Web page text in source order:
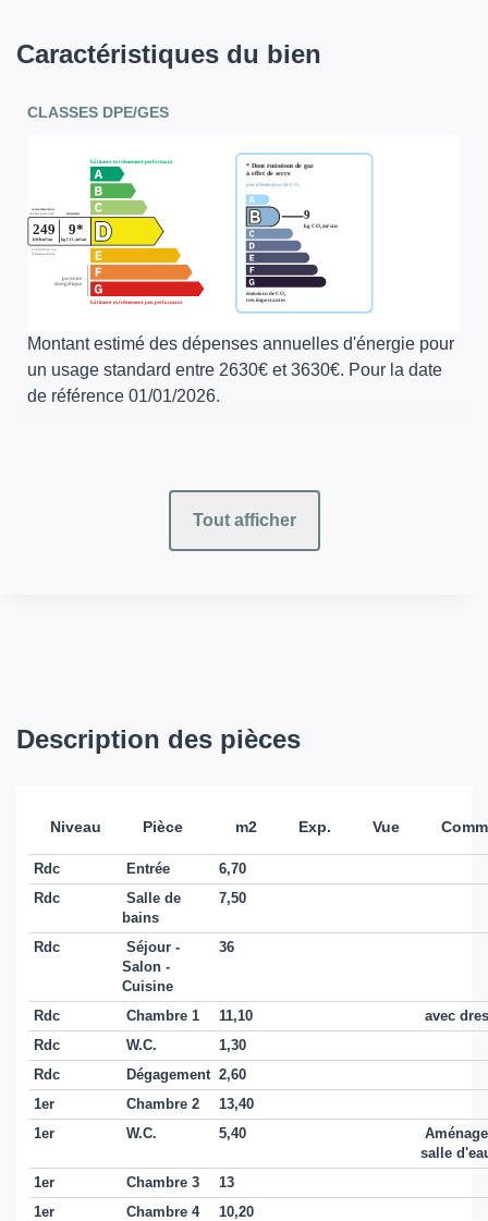
Caractéristiques du bien
CLASSES DPE/GES
Montant estimé des dépenses annuelles d'énergie pour
un usage standard entre 2630€ et 3630€. Pour la date
de référence 01/01/2026.
Tout afficher
Description des pièces
Niveau Pièce m2 Exp. Vue
Rdc Entrée
6,70
Rdc
Salle de
bains
7,50
Rdc
Séjour -
Salon -
Cuisine
36
Rdc Chambre 1 11,10
avec
Rdc
W.C.
1,30
Rdc
Dégagement 2,60
1er
Chambre 2
13,40
1er
W.C. 5,40
salle
1er
Chambre 3
13
1er
Chambre 4
10,20